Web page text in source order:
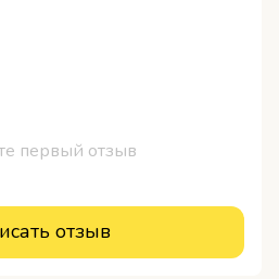
первый отзыв
отзыв